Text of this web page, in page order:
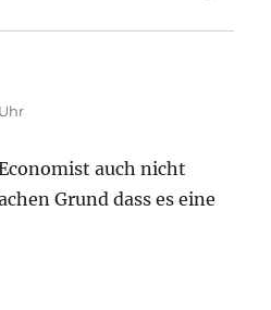
auch nicht
Grund dass es eine